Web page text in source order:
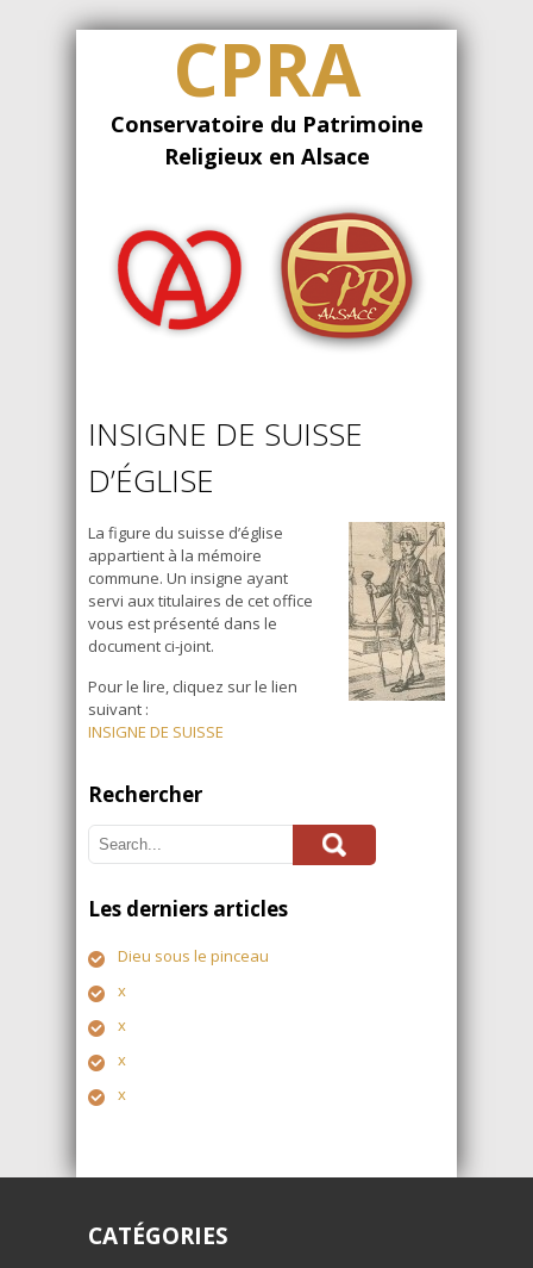
CPRA
Conservatoire du Patrimoine
Religieux en Alsace
INSIGNE DE SUISSE
D’ÉGLISE
La figure du suisse d’église
appartient à la mémoire
commune. Un insigne ayant
servi aux titulaires de cet office
vous est présenté dans le
document ci-joint.
Pour le lire, cliquez sur le lien
suivant :
INSIGNE DE SUISSE
Rechercher
Les derniers articles
Dieu sous le pinceau
x
x
x
x
CATÉGORIES